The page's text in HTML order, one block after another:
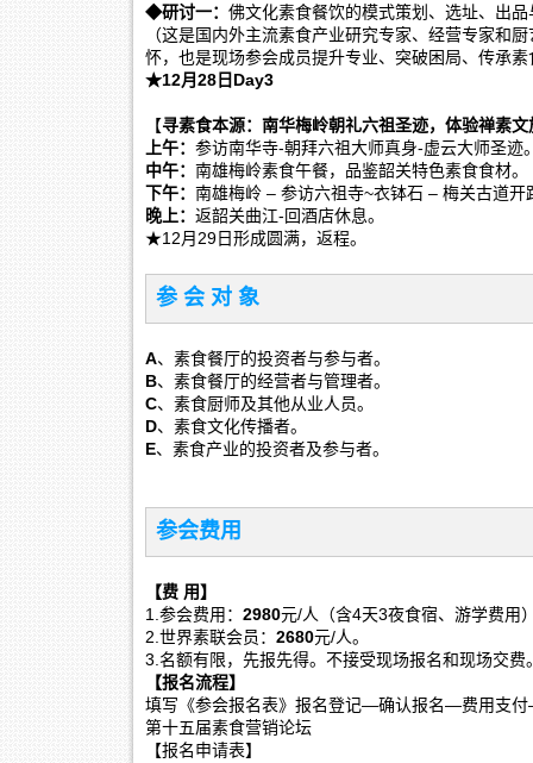
◆研讨一： 佛文化素食餐饮的模式策划、选址、出
（这是国内外主流素食产业研究专家、经营专家和
怀，也是现场参会成员提升专业、突破困局、传承
★12月28日Day3
【寻素食本源：南华梅岭朝礼六祖圣迹，体验禅素文
上午： 参访南华寺-朝拜六祖大师真身-虚云大师圣迹
中午： 南雄梅岭素食午餐，品鉴韶关特色素食食材。
下午： 南雄梅岭 – 参访六祖寺~衣钵石 – 梅关古道开
晚上： 返韶关曲江-回酒店休息。
★12月29日形成圆满，返程。
参 会 对 象
A、素食餐厅的投资者与参与者。
B、素食餐厅的经营者与管理者。
C、素食厨师及其他从业人员。
D、素食文化传播者。
E、素食产业的投资者及参与者。
参会费用
【费 用】
1.参会费用： 2980元/人（含4天3夜食宿、游学费用
2.世界素联会员： 2680元/人。
3.名额有限，先报先得。不接受现场报名和现场交费
【报名流程】
填写《参会报名表》报名登记—确认报名—费用支
第十五届素食营销论坛
【报名申请表】